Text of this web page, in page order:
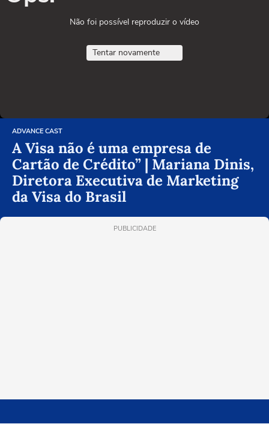
Não foi possível reproduzir o vídeo
Tentar novamente
ADVANCE CAST
A Visa não é uma empresa de
Cartão de Crédito” | Mariana Dinis,
Diretora Executiva de Marketing
da Visa do Brasil
PUBLICIDADE